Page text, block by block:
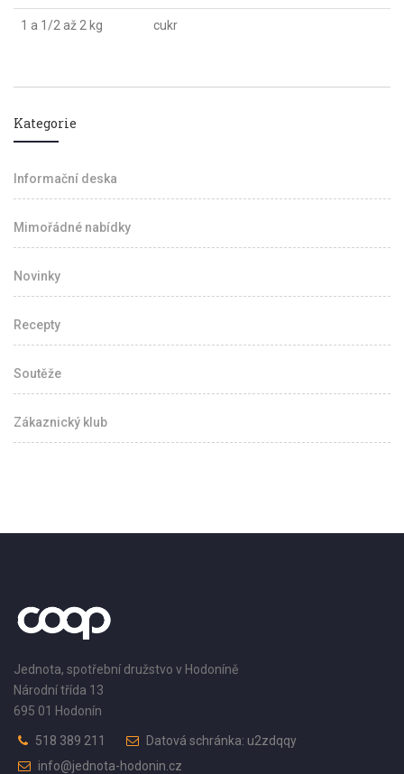
1 a 1/2 až 2 kg cukr
Kategorie
Informační deska
Mimořádné nabídky
Novinky
Recepty
Soutěže
Zákaznický klub
Jednota, spotřební družstvo v Hodoníně
Národní třída 13
695 01 Hodonín
518 389 211
Datová schránka: u2zdqqy
info@jednota-hodonin.cz